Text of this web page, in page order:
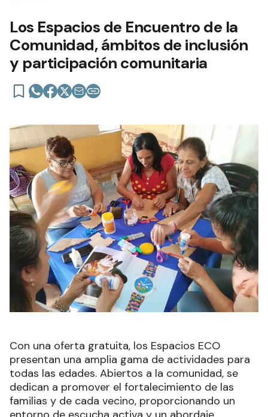
Los Espacios de Encuentro de la
Comunidad, ámbitos de inclusión
y participación comunitaria
Con una oferta gratuita, los Espacios ECO
presentan una amplia gama de actividades para
todas las edades. Abiertos a la comunidad, se
dedican a promover el fortalecimiento de las
familias y de cada vecino, proporcionando un